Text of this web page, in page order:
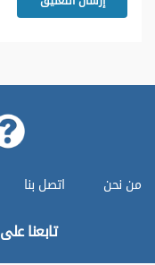
من نحن اتصل بنا
تابعنا على